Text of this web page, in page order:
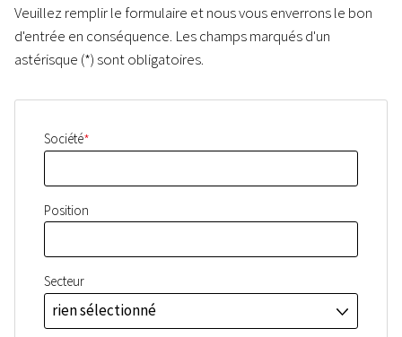
Veuillez remplir le formulaire et nous vous enverrons le bon
d'entrée en conséquence. Les champs marqués d'un
astérisque (*) sont obligatoires.
Société*
Position
Secteur
rien sélectionné J